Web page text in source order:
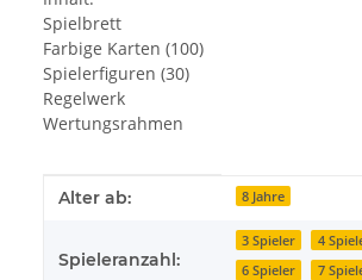
Spielbrett
Farbige Karten (100)
Spielerfiguren (30)
Regelwerk
Wertungsrahmen
Produkteigenschaft
Wert
Alter ab: 8 Jahre
Spieleranzahl:
3 Spieler 4
6 Spieler
7